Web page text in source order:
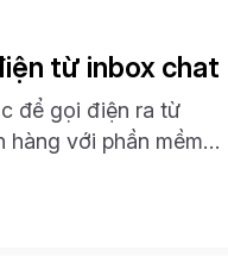
từ inbox chat
để gọi điện ra từ
hàng với phần mềm
chỉ trong 10 phút